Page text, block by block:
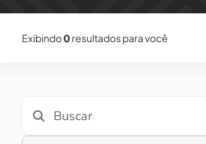
Exibindo0 resultados para você